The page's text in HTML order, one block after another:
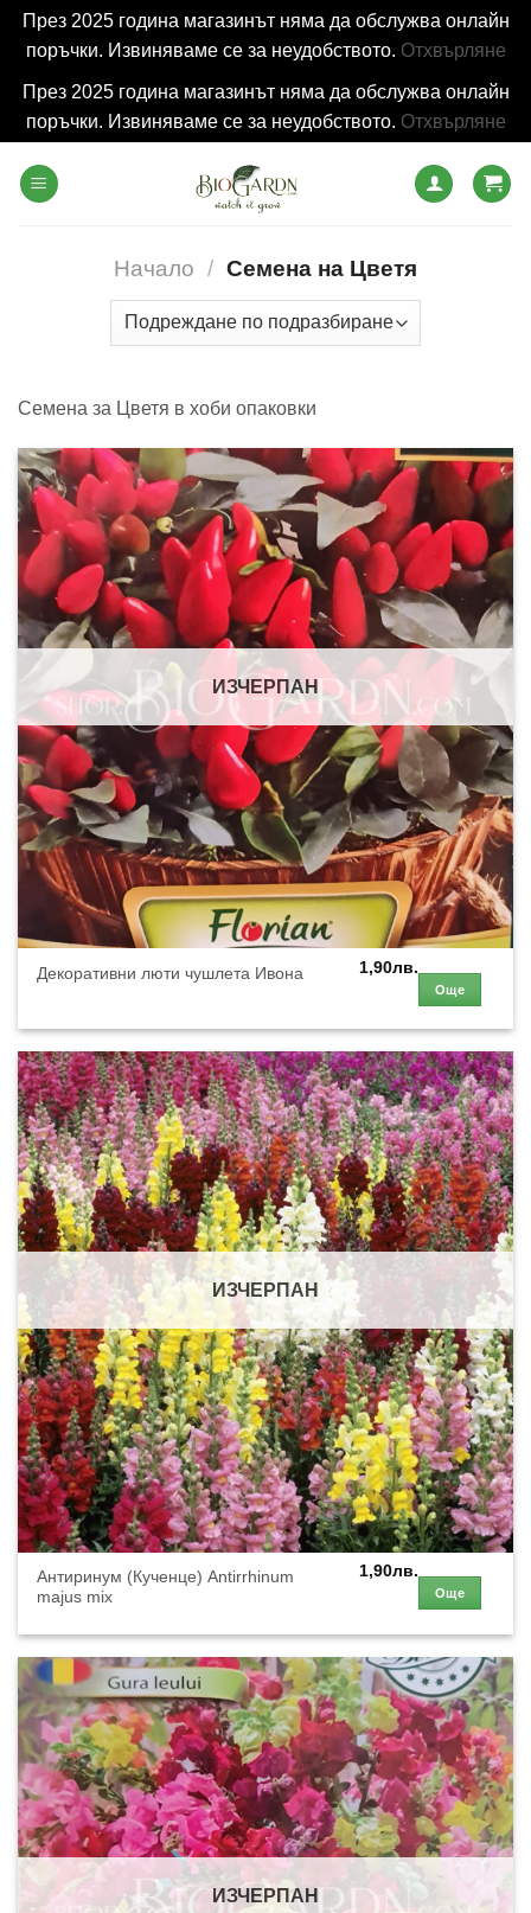
През 2025 година магазинът няма да обслужва онлайн
поръчки. Извиняваме се за неудобството. Отхвърляне
През 2025 година магазинът няма да обслужва онлайн
поръчки. Извиняваме се за неудобството. Отхвърляне
Начало / Семена на Цветя
Семена за Цветя в хоби опаковки
ИЗЧЕРПАН
Декоративни люти чушлета Ивона 1,90лв.
Още
ИЗЧЕРПАН
Антиринум (Кученце) Antirrhinum
majus mix
1,90лв.
Още
ИЗЧЕРПАН